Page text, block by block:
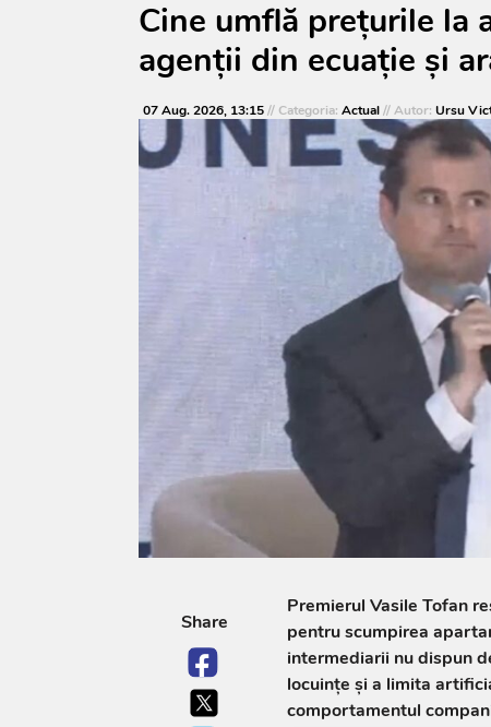
Cine umflă prețurile la
agenții din ecuație și
07 Aug. 2026, 13:15// Categoria: Actual// Autor: Ursu
Share
Premierul Vasile Tofan
pentru scumpirea
intermediarii nu dispun
locuințe și a limita
comportamentul